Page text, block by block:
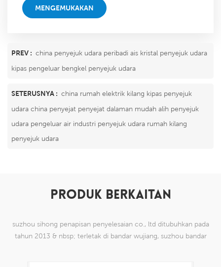
MENGEMUKAKAN
PREV : china penyejuk udara peribadi ais kristal penyejuk udara
kipas pengeluar bengkel penyejuk udara
SETERUSNYA : china rumah elektrik kilang kipas penyejuk
udara china penyejat penyejat dalaman mudah alih penyejuk
udara pengeluar air industri penyejuk udara rumah kilang
penyejuk udara
PRODUK BERKAITAN
suzhou sihong penapisan penyelesaian co., ltd ditubuhkan pada
tahun 2013 & nbsp; terletak di bandar wujiang, suzhou bandar